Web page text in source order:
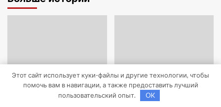
Этот сайт использует куки-файлы и другие технологии, чтобы
помочь вам в навигации, а также предоставить лучший
пользовательский опыт.
OK